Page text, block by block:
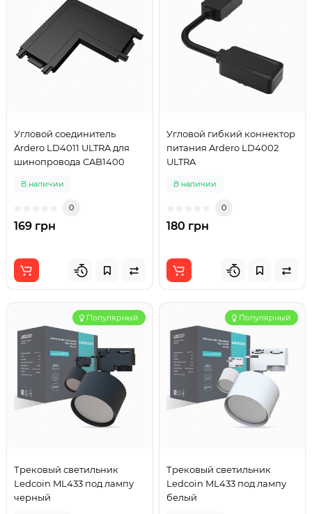
Угловой соединитель
Ardero LD4011 ULTRA для
шинопровода CAB1400
В наличии
0
169 грн
Угловой гибкий коннектор
питания Ardero LD4002
ULTRA
В наличии
0
180 грн
Популярный
Трековый светильник
Ledcoin ML433 под лампу
черный
Популярный
Трековый светильник
Ledcoin ML433 под лампу
белый